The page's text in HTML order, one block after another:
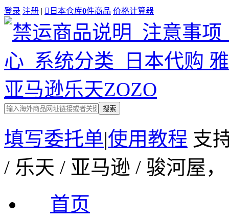
登录 注册 |  日本仓库0件商品 价格计算器
搜索
填写委托单|使用教程 支
/ 乐天 / 亚马逊 / 骏河屋
首页